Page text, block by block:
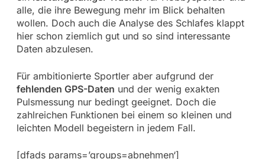
alle, die ihre Bewegung mehr im Blick behalten
wollen. Doch auch die Analyse des Schlafes klappt
hier schon ziemlich gut und so sind interessante
Daten abzulesen.
Für ambitionierte Sportler aber aufgrund der
fehlenden GPS-Daten und der wenig exakten
Pulsmessung nur bedingt geeignet. Doch die
zahlreichen Funktionen bei einem so kleinen und
leichten Modell begeistern in jedem Fall.
[dfads params=’groups=abnehmen‘]